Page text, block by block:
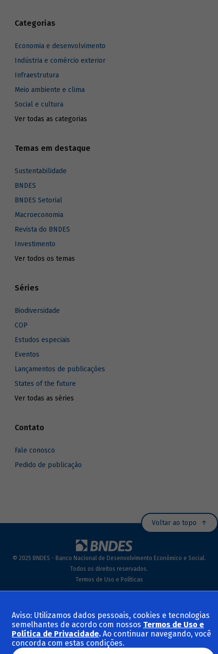
Categorias
Economia e desenvolvimento
Indústria e comércio exterior
Infraestrutura
Meio ambiente e clima
Social e cultura
Ver todas as categorias
Temas em destaque
Sustentabilidade
BNDES
BNDES Setorial
Macroeconomia
Revista do BNDES
Investimento
Ver todos os temas
Séries
Biodiversidade
COP
Estudos especiais
Eventos
Lançamentos de publicações
States of the future
Ver todas as séries
Contato
Fale conosco
Pedido de publicação
Voltar ao topo
© 2025 BNDES - Banco Nacional de Desenvolvimento Econômico e Social.
Todos os direitos reservados.
Termos de Uso e Políticas
Aviso: Utilizamos dados pessoais, cookies e tecnologias
semelhantes de acordo com nossos Termos de Uso e
Política de Privacidade. Ao continuar navegando, você
concorda com estas condições.